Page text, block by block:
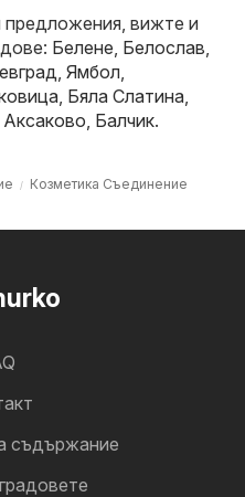
предложения, вижте и
Белене Белослав
Ямбол
Бяла Слатина
Аксаково Балчик.
Козметика Съединение
съдържание